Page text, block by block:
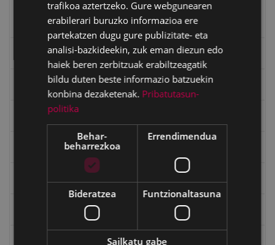
Kinarra baillaria
Eibarko mugarrien itzulia
Eibarko mugarrien itzulia - Iparraldea
Eibartarren ahotan
Emakumeak
Gerra Zibilaren Interpretazio Zentroa
trafikoa aztertzeko. Gure webgunearen
erabilerari buruzko informazioa ere
partekatzen dugu gure publizitate- eta
analisi-bazkideekin, zuk eman diezun edo
haiek beren zerbitzuak erabiltzeagatik
bildu duten beste informazio batzuekin
konbina dezaketenak. Pribatutasun-
politika
Behar-
beharrezkoa
Errendimendua
Bideratzea Funtzionaltasuna
Sailkatu gabe